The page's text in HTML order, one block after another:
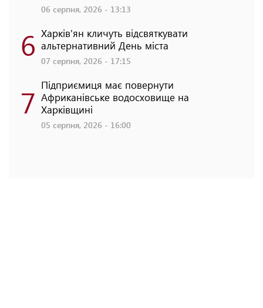
06 серпня, 2026 - 13:13
6 Харків'ян кличуть відсвяткувати
альтернативний День міста
07 серпня, 2026 - 17:15
7 Підприємиця має повернути
Африканівське водосховище на
Харківщині
05 серпня, 2026 - 16:00